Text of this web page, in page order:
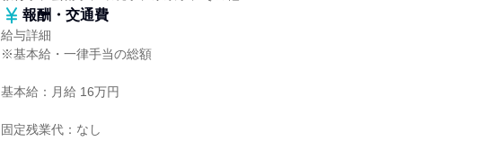
報酬・交通費
給与詳細
※基本給・一律手当の総額
基本給：月給 16万円
固定残業代：なし